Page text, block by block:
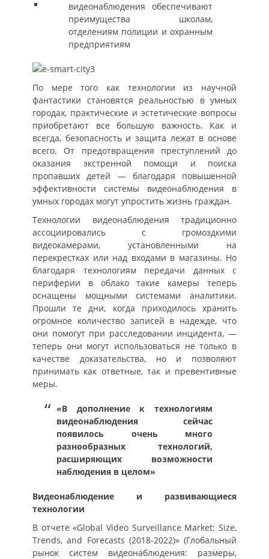
видеонаблюдения обеспечивают
преимущества школам,
отделениям полиции и охранным
предприятиям
По мере того как технологии из научной
фантастики становятся реальностью в умных
городах, практические и эстетические вопросы
приобретают все большую важность. Как и
всегда, безопасность и защита лежат в основе
всего. От предотвращения преступлений до
оказания экстренной помощи и поиска
пропавших детей — благодаря повышенной
эффективности системы видеонаблюдения в
умных городах могут упростить жизнь граждан.
Технологии видеонаблюдения традиционно
ассоциировались с громоздкими
видеокамерами, установленными на
перекрестках или над входами в магазины. Но
благодаря технологиям передачи данных с
периферии в облако такие камеры теперь
оснащены мощными системами аналитики.
Прошли те дни, когда приходилось хранить
огромное количество записей в надежде, что
они помогут при расследовании инцидента, —
теперь они могут использоваться не только в
качестве доказательства, но и позволяют
принимать как ответные, так и превентивные
меры.
«В дополнение к технологиям
видеонаблюдения сейчас
появилось очень много
разнообразных технологий,
расширяющих возможности
наблюдения в целом»
Видеонаблюдение и развивающиеся
технологии
В отчете «Global Video Surveillance Market: Size,
Trends, and Forecasts (2018-2022)» (Глобальный
рынок систем видеонаблюдения: размеры,